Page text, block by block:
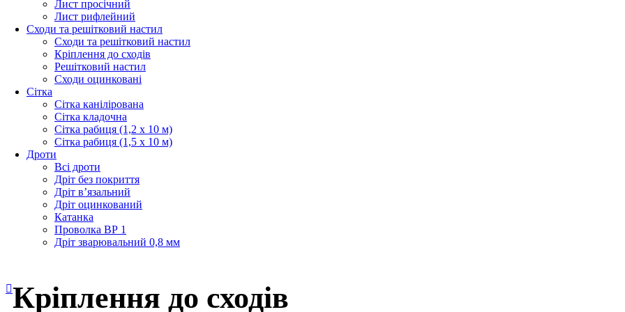
Лист просічний
Лист рифлейний
Сходи та решітковий настил
Сходи та решітковий настил
Кріплення до сходів
Решітковий настил
Сходи оцинковані
Сітка
Сітка канілірована
Сітка кладочна
Сітка рабиця (1,2 x 10 м)
Сітка рабиця (1,5 x 10 м)
Дроти
Всі дроти
Дріт без покриття
Дріт в’язальний
Дріт оцинкований
Катанка
Проволка ВР 1
Дріт зварювальний 0,8 мм
Кріплення до сходів